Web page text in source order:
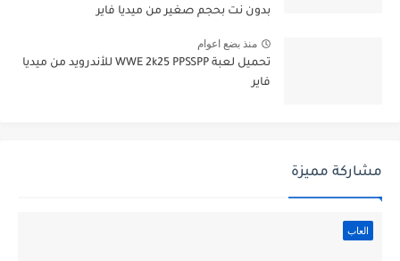
بدون نت بحجم صغير من ميديا فاير
منذ بضع اعوام
تحميل لعبة WWE 2k25 PPSSPP للأندرويد من ميديا
فاير
مشاركة مميزة
العاب